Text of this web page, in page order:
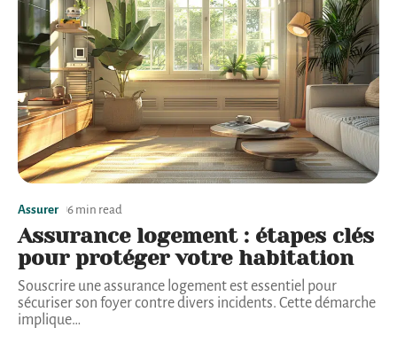
Assurer 6 min read
Assurance logement : étapes clés
pour protéger votre habitation
Souscrire une assurance logement est essentiel pour
sécuriser son foyer contre divers incidents. Cette démarche
implique…